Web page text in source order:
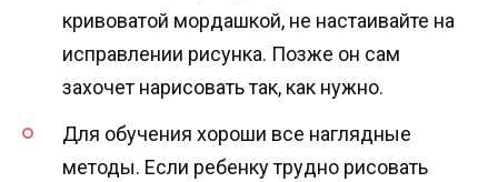
кривоватой мордашкой, не настаивайте на
исправлении рисунка. Позже он сам
захочет нарисовать так, как нужно.
Для обучения хороши все наглядные
методы. Если ребенку трудно рисовать